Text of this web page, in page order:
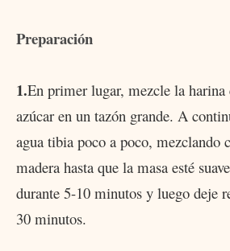
Preparación
1.En primer lugar, mezcle la
azúcar en un tazón grande. A
agua tibia poco a poco, mezclando
madera hasta que la masa esté
durante 5-10 minutos y luego deje
30 minutos.